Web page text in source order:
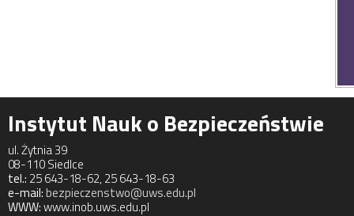
Instytut Nauk o Bezpieczeństwie
ul. Żytnia 39
08-110 Siedlce
tel.: 25 643-18-62, 25 643-18-63
e-mail:bezpieczenstwo@uws.edu.pl
WWW:www.inob.uws.edu.pl